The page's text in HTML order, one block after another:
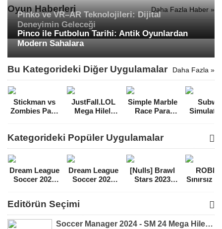
Oyun Haberleri Daha Fazla Haber »
Pinko ve VR–AR Teknolojileri: Dijital
Deneyimin Geleceği
Pinco ile Futbolun Tarihi: Antik Oyunlardan
Modern Sahalara
Bu Kategorideki Diğer Uygulamalar Daha Fazla »
Stickman vs
Zombies Para
JustFall.LOL
Mega Hileli
Simple Marble
Race Para
Kategorideki Popüler Uygulamalar
Dream League
Soccer 2021
[v8.31]
Dream League
Soccer 2022
[Nulls] Brawl
Stars 2023
Sınırsız
Editörün Seçimi
Soccer Manager 2024 - SM 24 Mega Hileli MOD APK indir [v3.0.0]